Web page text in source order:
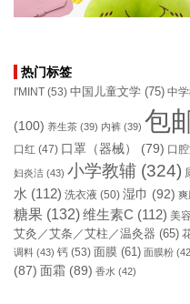
热门标签
I'MINT (53) 中国儿童文学 (75) 中
(100) 养生茶 (39) 内裤 (39) 包
口红 (47) 口罩（器械） (79) 口
妇炎洁 (43) 小学教辅 (324)
水 (112) 洗衣液 (50) 湿巾 (92) 爽
糖果 (132)维生素C (112) 美
艾灸／艾条／艾柱／温灸器 (65)
调料 (43) 钙 (53) 面膜 (61) 面膜粉
(87) 面霜 (89) 香水 (42)